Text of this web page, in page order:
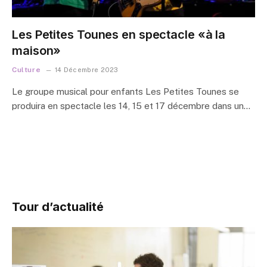
Les Petites Tounes en spectacle «à la
maison»
Culture 14 Décembre 2023
Le groupe musical pour enfants Les Petites Tounes se
produira en spectacle les 14, 15 et 17 décembre dans un…
Tour d’actualité